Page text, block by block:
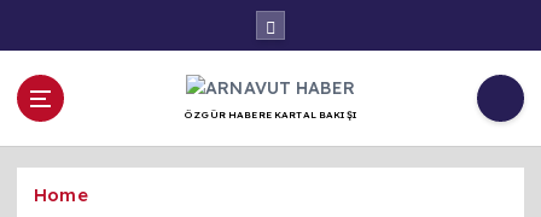
ğ
ÖZGÜR HABERE KARTAL BAKIŞI
Home